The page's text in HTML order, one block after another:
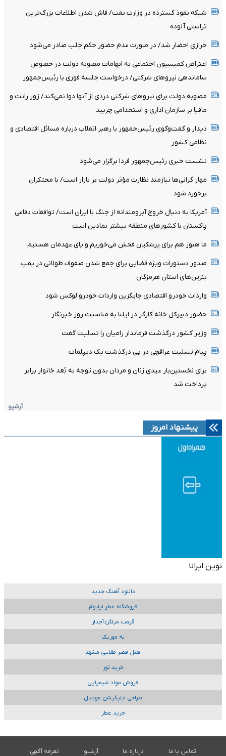
شبکه نفوذ گسترده در وزارت نفت/ فاش شدن اطلاعات بزرگ‌ترین
تراستی‌ آلوده
خرازی احضار شد/ در صورت عدم حضور حکم جلب صادر می‌شود
اعتراض کمیسیون اجتماعی به ابهامات مصوبه دولت در خصوص
ساماندهی نیروهای شرکتی/ درخواست جلسه فوری با رئیس‌جمهور
مصوبه دولت برای نیروهای شرکتی دردی از آنها دوا نمی‌کند/ زور رانت و
مافیا بر سازمان اداری و استخدامی چربید
دیدار و گفت‌وگوی رئیس‌جمهور با رهبر انقلاب درباره مسائل اقتصادی و
نظامی کشور
نشست خبری رئیس‌جمهور فردا برگزار می‌شود
مهار گرانی‌ها نیازمند نظارت مؤثر دولت بر بازار است/ با محتکران
برخورد شود
آمریکا به دنبال خروج آبرومندانه از جنگ با ایران است/ توافقات دفاعی
پاکستان با کشورهای منطقه بیشتر نمادین است
ما هنوز هم برای پزشکیان فحش می‌خوریم و پای عهدمان هستیم
صدور دستورات ویژه قضایی برای جمع شدن صفوف طولانی در پمپ
بنزین‌های استان هرمزگان
واردات خودرو اقتصادی جایگزین واردات خودرو لوکس شود
حضور دبیرکل خانه کارگر در ایلنا به مناسبت روز خبرنگار
وزیر کشور درگذشت فرماندار رامیان را تسلیت گفت
پیام تسلیت عراقچی در پی درگذشت یک دیپلمات
برای نخستین‌بار عیدی زنان و مردان بدون توجه به بُعد خانوار برابر
پرداخت شد
آرشیو
پیشنهاد امروز
نوین ایرانا
دانلود آهنگ جدید
فروشگاه عطر لیلیوم
قیمت میلگردآجدار
به موزیک
هتل قصر طلایی مشهد
خرید تور
فروش مواد شیمیایی
طراحی اپلیکیشن موبایل
خرید عطر
تماس با ما درباره ما آرشیو
تعرفه آگهی